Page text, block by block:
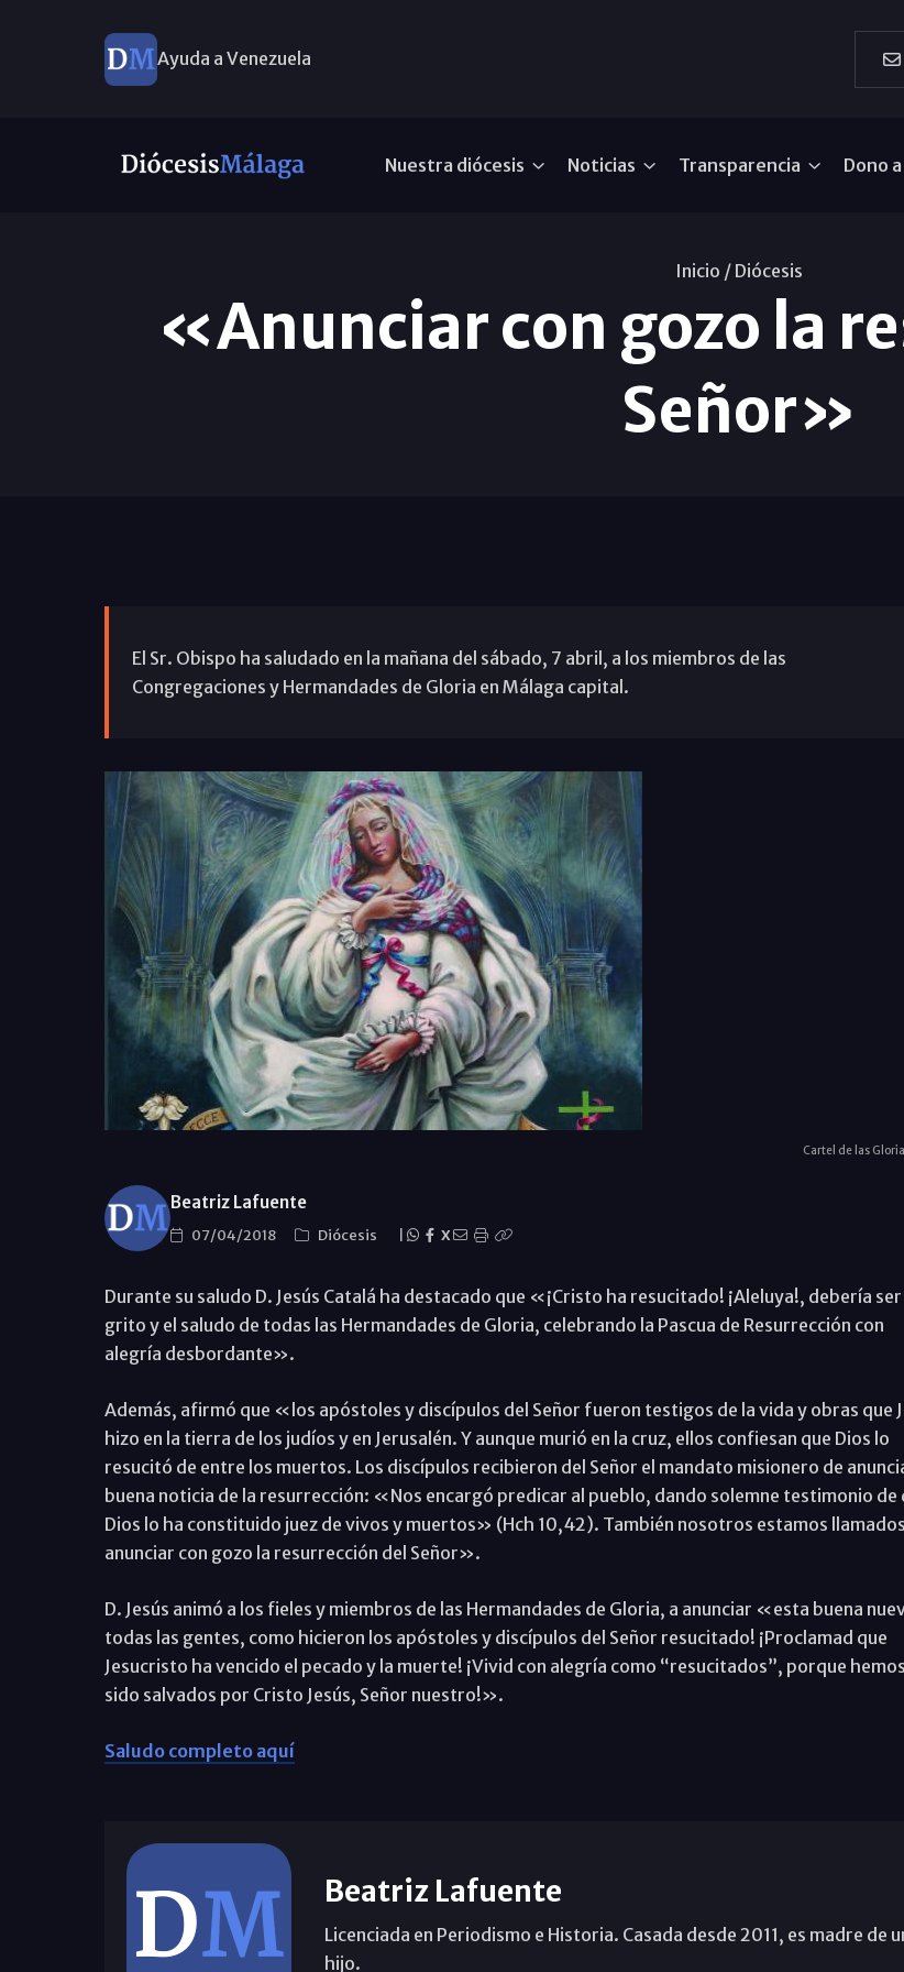
Ayuda a Venezuela
Nuestra diócesis Noticias Transparencia Dono
Inicio / Diócesis
«Anunciar con gozo la
Señor»
El Sr. Obispo ha saludado en la mañana del sábado, 7 abril, a los miembros de las
Congregaciones y Hermandades de Gloria en Málaga capital.
Cartel de las
Beatriz Lafuente
07/04/2018 Diócesis X
Durante su saludo D. Jesús Catalá ha destacado que «¡Cristo ha resucitado! ¡Aleluya!, debería ser
grito y el saludo de todas las Hermandades de Gloria, celebrando la Pascua de Resurrección con
alegría desbordante».
Además, afirmó que «los apóstoles y discípulos del Señor fueron testigos de la vida y obras que
hizo en la tierra de los judíos y en Jerusalén. Y aunque murió en la cruz, ellos confiesan que Dios lo
resucitó de entre los muertos. Los discípulos recibieron del Señor el mandato misionero de
buena noticia de la resurrección: «Nos encargó predicar al pueblo, dando solemne testimonio de
Dios lo ha constituido juez de vivos y muertos» (Hch 10,42). También nosotros estamos
anunciar con gozo la resurrección del Señor».
D. Jesús animó a los fieles y miembros de las Hermandades de Gloria, a anunciar «esta buena
todas las gentes, como hicieron los apóstoles y discípulos del Señor resucitado! ¡Proclamad que
Jesucristo ha vencido el pecado y la muerte! ¡Vivid con alegría como “resucitados”, porque hemos
sido salvados por Cristo Jesús, Señor nuestro!».
Saludo completo aquí
Beatriz Lafuente
Licenciada en Periodismo e Historia. Casada desde 2011, es madre de
hijo.